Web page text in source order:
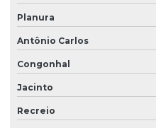
Planura
Antônio Carlos
Congonhal
Jacinto
Recreio